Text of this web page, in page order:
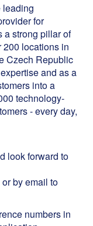
leading
for
a strong pillar of
200 locations in
Czech Republic
and as a
into a
technology-
- every day,
look forward to
by email to
numbers in